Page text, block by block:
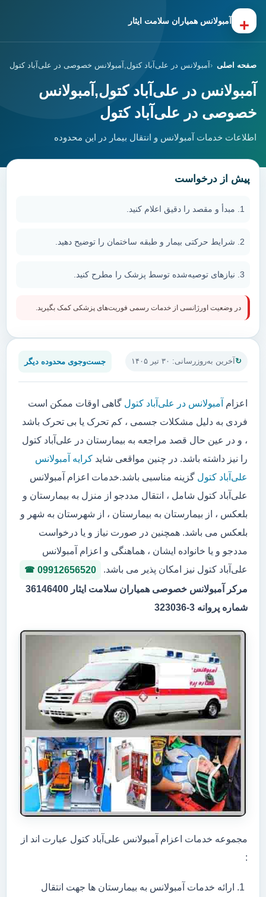
+ آمبولانس همیاران سلامت ایثار
صفحه اصلی آمبولانس در علی‌آباد کتول,آمبولانس خصوصی در علی‌آباد کتول
آمبولانس در علی‌آباد کتول,آمبولانس
خصوصی در علی‌آباد کتول
اطلاعات خدمات آمبولانس و انتقال بیمار در این محدوده
آخرین به‌روزرسانی: ۳۰ تیر ۱۴۰۵ جست‌وجوی محدوده دیگر
اعزام آمبولانس در علی‌آباد کتول گاهی اوقات ممکن است
فردی به دلیل مشکلات جسمی ، کم تحرک یا بی تحرک باشد
، و در عین حال قصد مراجعه به بیمارستان در علی‌آباد کتول
را نیز داشته باشد. در چنین مواقعی شاید کرایه آمبولانس
علی‌آباد کتول گزینه مناسبی باشد.خدمات اعزام آمبولانس
علی‌آباد کتول شامل ، انتقال مددجو از منزل به بیمارستان و
بلعکس ، از بیمارستان به بیمارستان ، از شهرستان به شهر و
بلعکس می باشد. همچنین در صورت نیاز و یا درخواست
مددجو و یا خانواده ایشان ، هماهنگی و اعزام آمبولانس
علی‌آباد کتول نیز امکان پذیر می باشد.
09912656520
مرکر آمبولانس خصوصی همیاران سلامت ایثار 36146400
شماره پروانه 3-323036
مجموعه خدمات اعزام آمبولانس علی‌آباد کتول عبارت اند از
:
ارائه خدمات آمبولانس به بیمارستان ها جهت انتقال
پیش از درخواست
مبدأ و مقصد را دقیق اعلام کنید.
شرایط حرکتی بیمار و طبقه ساختمان را توضیح دهید.
نیازهای توصیه‌شده توسط پزشک را مطرح کنید.
در وضعیت اورژانسی از خدمات رسمی فوریت‌های پزشکی کمک بگیرید.